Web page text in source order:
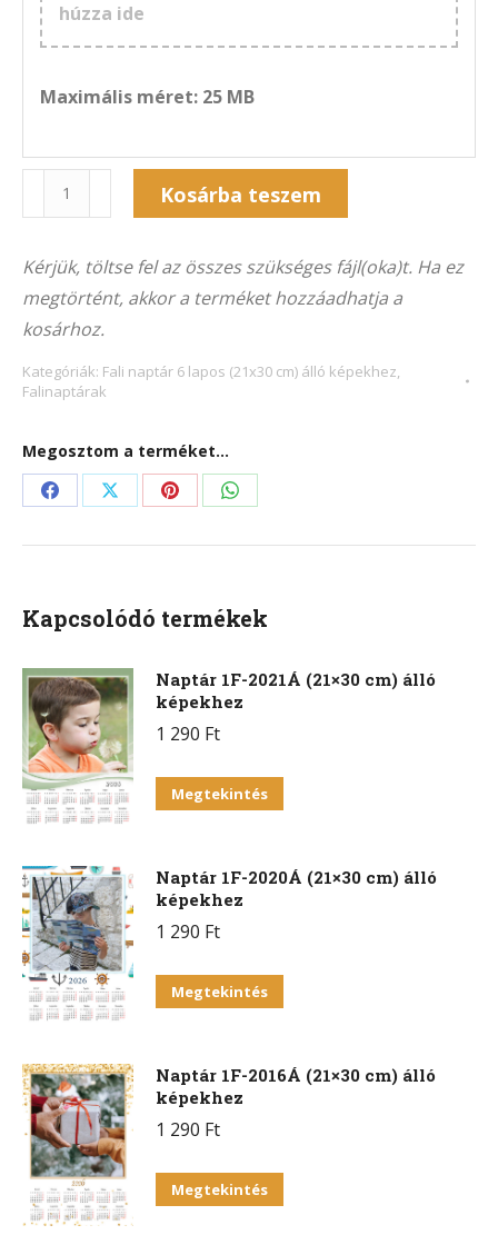
húzza ide
Maximális méret: 25 MB
Naptár
6F-
(21×30
cm)
álló
képekhez
mennyiség
Kosárba teszem
Kérjük, töltse fel az összes szükséges fájl(oka)t. Ha ez
megtörtént, akkor a terméket hozzáadhatja a
kosárhoz.
Kategóriák: Fali naptár 6 lapos (21x30 cm) álló képekhez,
Falinaptárak
Megosztom a terméket...
Share
on
Share
on
Share
on
Share
on
Kapcsolódó termékek
Naptár 1F-2021Á (21×30 cm) álló
képekhez
1 290 Ft
Megtekintés
Naptár 1F-2020Á (21×30 cm) álló
képekhez
1 290 Ft
Megtekintés
Naptár 1F-2016Á (21×30 cm) álló
képekhez
1 290 Ft
Megtekintés